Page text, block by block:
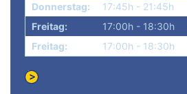
Donnerstag:
17:45h - 21:45h
Freitag:
17:00h - 18:30h
Freitag:
17:00h - 18:30h